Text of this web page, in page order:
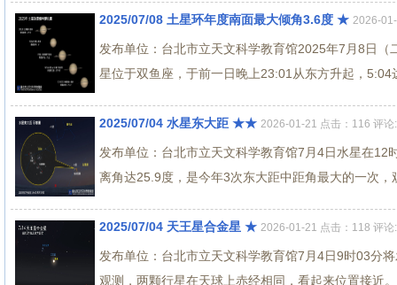
2025/07/08 土星环年度南面最大倾角3.6度 ★ 2026-
发布单位：台北市立天文科学教育馆2025年7月8日
星位于双鱼座，于前一日晚上23:01从东方升起，5:04
2025/07/04 水星东大距 ★★ 2026-01-21 点击：116 评论
发布单位：台北市立天文科学教育馆7月4日水星在
离角达25.9度，是今年3次东大距中距角最大的一次
2025/07/04 天王星合金星 ★ 2026-01-21 点击：118 评论
发布单位：台北市立天文科学教育馆7月4日9时03分
观测，两颗行星在天球上赤经相同，看起来位置接近